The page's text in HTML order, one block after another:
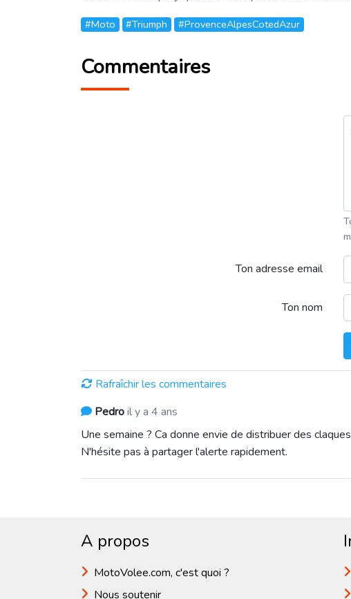
#Moto #Triumph #ProvenceAlpesCotedAzur
Commentaires
Ton adresse email
Ton nom
Rafraîchir les commentaires
Pedroil y a 4 ans
Une semaine ? Ca donne envie de distribuer des
N'hésite pas à partager l'alerte rapidement.
A propos
MotoVolee.com, c'est quoi ?
Nous soutenir